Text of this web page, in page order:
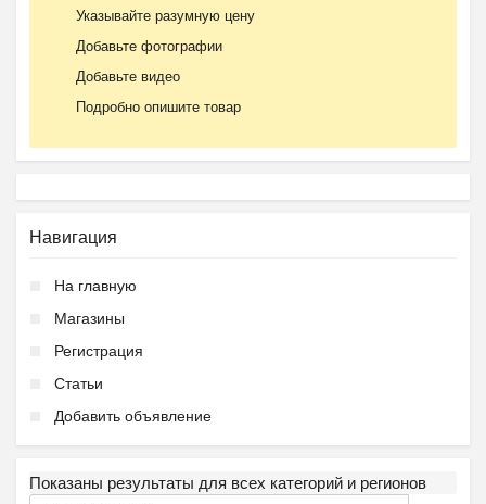
Указывайте разумную цену
Добавьте фотографии
Добавьте видео
Подробно опишите товар
Навигация
На главную
Магазины
Регистрация
Статьи
Добавить объявление
Показаны результаты для всех категорий и регионов